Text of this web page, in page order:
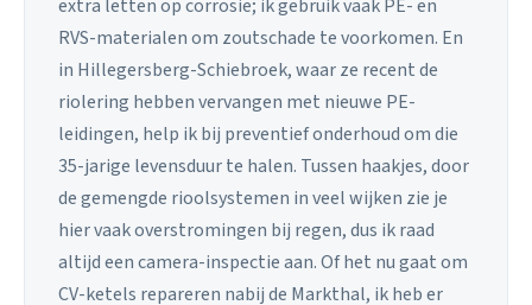
extra letten op corrosie; ik gebruik vaak PE- en
RVS-materialen om zoutschade te voorkomen. En
in Hillegersberg-Schiebroek, waar ze recent de
riolering hebben vervangen met nieuwe PE-
leidingen, help ik bij preventief onderhoud om die
35-jarige levensduur te halen. Tussen haakjes, door
de gemengde rioolsystemen in veel wijken zie je
hier vaak overstromingen bij regen, dus ik raad
altijd een camera-inspectie aan. Of het nu gaat om
CV-ketels repareren nabij de Markthal, ik heb er